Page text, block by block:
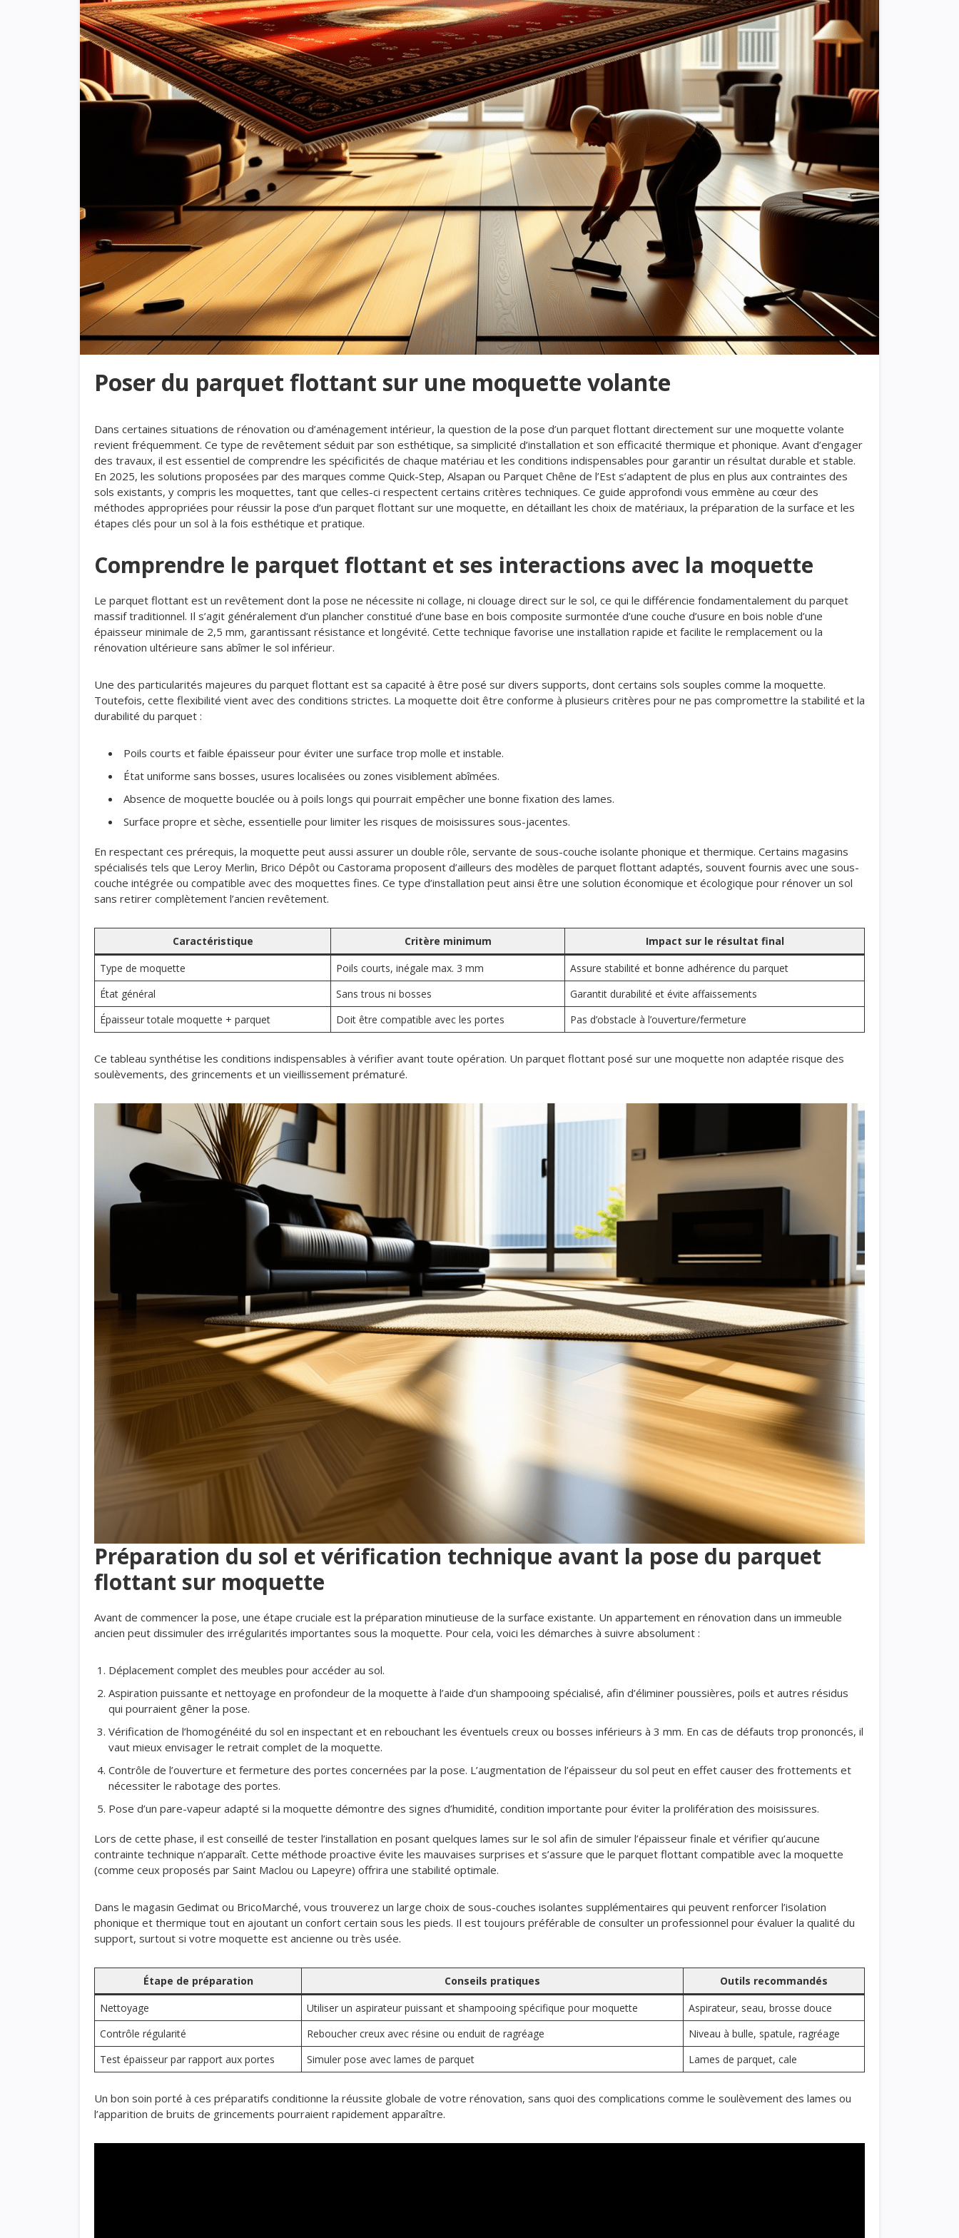
Poser du parquet flottant sur une moquette volante
Dans certaines situations de rénovation ou d’aménagement intérieur, la question de la pose d’un parquet flottant directement sur une moquette volante
revient fréquemment. Ce type de revêtement séduit par son esthétique, sa simplicité d’installation et son efficacité thermique et phonique. Avant d’engager
des travaux, il est essentiel de comprendre les spécificités de chaque matériau et les conditions indispensables pour garantir un résultat durable et stable.
En 2025, les solutions proposées par des marques comme Quick-Step, Alsapan ou Parquet Chêne de l’Est s’adaptent de plus en plus aux contraintes des
sols existants, y compris les moquettes, tant que celles-ci respectent certains critères techniques. Ce guide approfondi vous emmène au cœur des
méthodes appropriées pour réussir la pose d’un parquet flottant sur une moquette, en détaillant les choix de matériaux, la préparation de la surface et les
étapes clés pour un sol à la fois esthétique et pratique.
Comprendre le parquet flottant et ses interactions avec la moquette
Le parquet flottant est un revêtement dont la pose ne nécessite ni collage, ni clouage direct sur le sol, ce qui le différencie fondamentalement du parquet
massif traditionnel. Il s’agit généralement d’un plancher constitué d’une base en bois composite surmontée d’une couche d’usure en bois noble d’une
épaisseur minimale de 2,5 mm, garantissant résistance et longévité. Cette technique favorise une installation rapide et facilite le remplacement ou la
rénovation ultérieure sans abîmer le sol inférieur.
Une des particularités majeures du parquet flottant est sa capacité à être posé sur divers supports, dont certains sols souples comme la moquette.
Toutefois, cette flexibilité vient avec des conditions strictes. La moquette doit être conforme à plusieurs critères pour ne pas compromettre la stabilité et la
durabilité du parquet :
Poils courts et faible épaisseur pour éviter une surface trop molle et instable.
État uniforme sans bosses, usures localisées ou zones visiblement abîmées.
Absence de moquette bouclée ou à poils longs qui pourrait empêcher une bonne fixation des lames.
Surface propre et sèche, essentielle pour limiter les risques de moisissures sous-jacentes.
En respectant ces prérequis, la moquette peut aussi assurer un double rôle, servante de sous-couche isolante phonique et thermique. Certains magasins
spécialisés tels que Leroy Merlin, Brico Dépôt ou Castorama proposent d’ailleurs des modèles de parquet flottant adaptés, souvent fournis avec une sous-
couche intégrée ou compatible avec des moquettes fines. Ce type d’installation peut ainsi être une solution économique et écologique pour rénover un sol
sans retirer complètement l’ancien revêtement.
Caractéristique Critère minimum
Impact sur le résultat final
Type de moquette
Poils courts, inégale max. 3 mm
Assure stabilité et bonne adhérence du parquet
État général
Sans trous ni bosses
Garantit durabilité et évite affaissements
Épaisseur totale moquette + parquet
Doit être compatible avec les portes Pas d’obstacle à l’ouverture/fermeture
Ce tableau synthétise les conditions indispensables à vérifier avant toute opération. Un parquet flottant posé sur une moquette non adaptée risque des
soulèvements, des grincements et un vieillissement prématuré.
Préparation du sol et vérification technique avant la pose du parquet
flottant sur moquette
Avant de commencer la pose, une étape cruciale est la préparation minutieuse de la surface existante. Un appartement en rénovation dans un immeuble
ancien peut dissimuler des irrégularités importantes sous la moquette. Pour cela, voici les démarches à suivre absolument :
Déplacement complet des meubles pour accéder au sol.
Aspiration puissante et nettoyage en profondeur de la moquette à l’aide d’un shampooing spécialisé, afin d’éliminer poussières, poils et autres résidus
qui pourraient gêner la pose.
Vérification de l’homogénéité du sol en inspectant et en rebouchant les éventuels creux ou bosses inférieurs à 3 mm. En cas de défauts trop prononcés, il
vaut mieux envisager le retrait complet de la moquette.
Contrôle de l’ouverture et fermeture des portes concernées par la pose. L’augmentation de l’épaisseur du sol peut en effet causer des frottements et
nécessiter le rabotage des portes.
Pose d’un pare-vapeur adapté si la moquette démontre des signes d’humidité, condition importante pour éviter la prolifération des moisissures.
Lors de cette phase, il est conseillé de tester l’installation en posant quelques lames sur le sol afin de simuler l’épaisseur finale et vérifier qu’aucune
contrainte technique n’apparaît. Cette méthode proactive évite les mauvaises surprises et s’assure que le parquet flottant compatible avec la moquette
(comme ceux proposés par Saint Maclou ou Lapeyre) offrira une stabilité optimale.
Dans le magasin Gedimat ou BricoMarché, vous trouverez un large choix de sous-couches isolantes supplémentaires qui peuvent renforcer l’isolation
phonique et thermique tout en ajoutant un confort certain sous les pieds. Il est toujours préférable de consulter un professionnel pour évaluer la qualité du
support, surtout si votre moquette est ancienne ou très usée.
Étape de préparation Conseils pratiques
Outils recommandés
Nettoyage
Utiliser un aspirateur puissant et shampooing spécifique pour moquette
Aspirateur, seau, brosse douce
Contrôle régularité
Reboucher creux avec résine ou enduit de ragréage
Niveau à bulle, spatule, ragréage
Test épaisseur par rapport aux portes
Simuler pose avec lames de parquet Lames de parquet, cale
Un bon soin porté à ces préparatifs conditionne la réussite globale de votre rénovation, sans quoi des complications comme le soulèvement des lames ou
l’apparition de bruits de grincements pourraient rapidement apparaître.